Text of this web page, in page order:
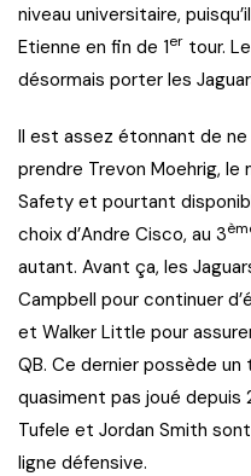
niveau universitaire,
Etienne en fin de 1er tour.
désormais porter les
Il est assez étonnant de ne
prendre Trevon Moehrig,
Safety et pourtant
choix d’Andre Cisco, au 3
autant. Avant ça, les
Campbell pour continuer
et Walker Little pour
QB. Ce dernier possède un
quasiment pas joué depuis
Tufele et Jordan Smith
ligne défensive.